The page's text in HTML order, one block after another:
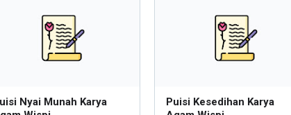
Nyai Munah Karya
Puisi Kesedihan Karya